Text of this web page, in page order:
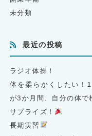
未分類
最近の投稿
ラジオ体操！
体を柔らかくしたい！
が3か月間、自分の体で
サプライズ！
長期実習